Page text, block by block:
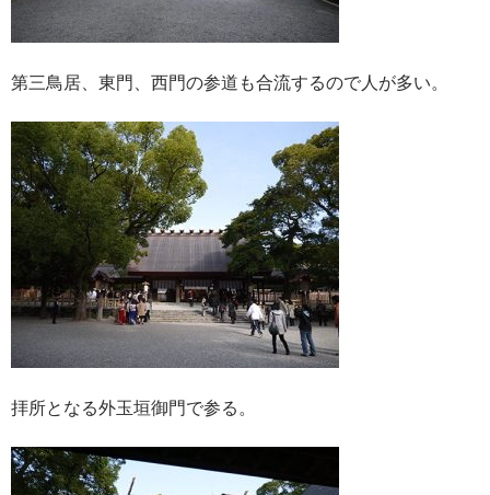
第三鳥居、東門、西門の参道も合流するので人が多い。
拝所となる外玉垣御門で参る。